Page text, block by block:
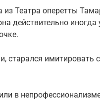
Театра оперетты
действительно иногда
старался имитировать
в